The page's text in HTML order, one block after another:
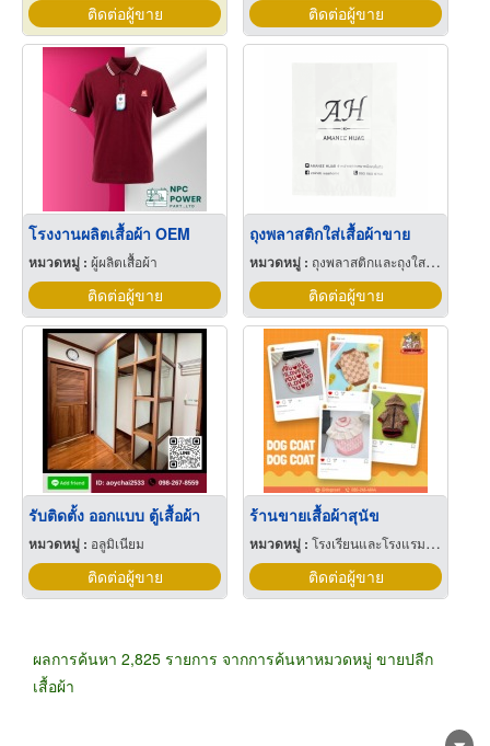
ติดต่อผู้ขาย ติดต่อผู้ขาย
โรงงานผลิตเสื้อผ้า OEM
หมวดหมู่ : ผู้ผลิตเสื้อผ้า
ติดต่อผู้ขาย
ถุงพลาสติกใส่เสื้อผ้าขาย
หมวดหมู่ : ถุงพลาสติกและถุงใสโปร่ง
ติดต่อผู้ขาย
รับติดตั้ง ออกแบบ ตู้เสื้อผ้า
หมวดหมู่ : อลูมิเนียม
ติดต่อผู้ขาย
ร้านขายเสื้อผ้าสุนัข
หมวดหมู่ :โรงเรียนและโรงแรมสำหรับสัตว์เลี้ยง
ติดต่อผู้ขาย
ผลการค้นหา 2,825 รายการ จากการค้นหาหมวดหมู่ ขายปลีก
เสื้อผ้า